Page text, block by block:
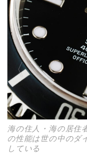
海の住人・海の居住
の性能は世の中のダ
している